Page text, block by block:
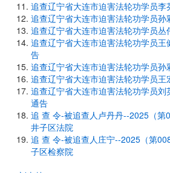
追查辽宁省大连市迫害法轮功学员李
追查辽宁省大连市迫害法轮功学员
追查辽宁省大连市迫害法轮功学员丛
追查辽宁省大连市迫害法轮功学员王
告
追查辽宁省大连市迫害法轮功学员孙
追查辽宁省大连市迫害法轮功学员
追查辽宁省大连市迫害法轮功学员
通告
追 查 令-被追查人卢丹丹--2025（第
井子区法院
追 查 令-被追查人庄宁--2025（第
子区检察院